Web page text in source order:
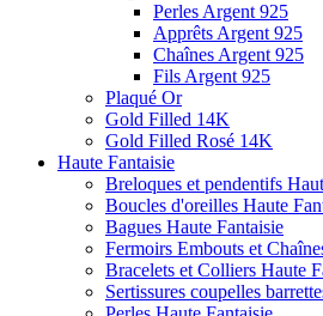
Perles Argent 925
Apprêts Argent 925
Chaînes Argent 925
Fils Argent 925
Plaqué Or
Gold Filled 14K
Gold Filled Rosé 14K
Haute Fantaisie
Breloques et pendentifs
Boucles d'oreilles Haute
Bagues Haute Fantaisie
Fermoirs Embouts et
Bracelets et Colliers Haute
Sertissures coupelles